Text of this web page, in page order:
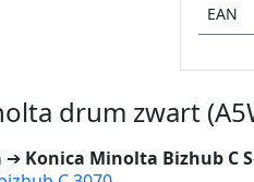
EAN
drum zwart
➔ Konica Minolta Bizhub C